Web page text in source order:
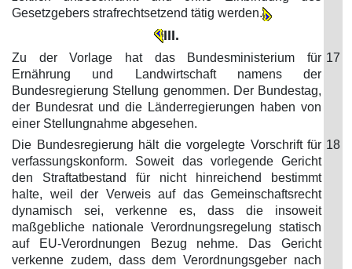
Gesetzgebers strafrechtsetzend tätig werden.
III.
Zu der Vorlage hat das Bundesministerium für
Ernährung und Landwirtschaft namens der
Bundesregierung Stellung genommen. Der Bundestag,
der Bundesrat und die Länderregierungen haben von
einer Stellungnahme abgesehen.
17
Die Bundesregierung hält die vorgelegte Vorschrift für
verfassungskonform. Soweit das vorlegende Gericht
den Straftatbestand für nicht hinreichend bestimmt
halte, weil der Verweis auf das Gemeinschaftsrecht
dynamisch sei, verkenne es, dass die insoweit
maßgebliche nationale Verordnungsregelung statisch
auf EU-Verordnungen Bezug nehme. Das Gericht
verkenne zudem, dass dem Verordnungsgeber nach
18